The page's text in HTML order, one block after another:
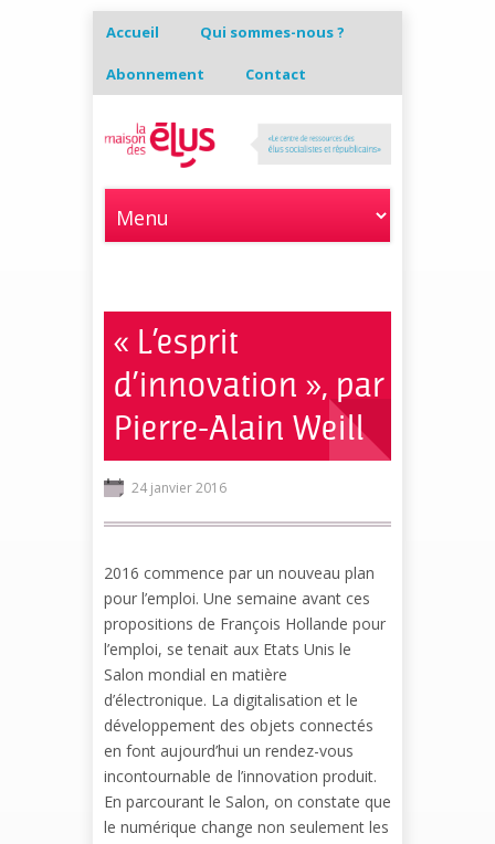
Accueil Qui sommes-nous ?
Abonnement Contact
« L’esprit
d’innovation », par
Pierre-Alain Weill
24 janvier 2016
2016 commence par un nouveau plan
pour l’emploi. Une semaine avant ces
propositions de François Hollande pour
l’emploi, se tenait aux Etats Unis le
Salon mondial en matière
d’électronique. La digitalisation et le
développement des objets connectés
en font aujourd’hui un rendez-vous
incontournable de l’innovation produit.
En parcourant le Salon, on constate que
le numérique change non seulement les